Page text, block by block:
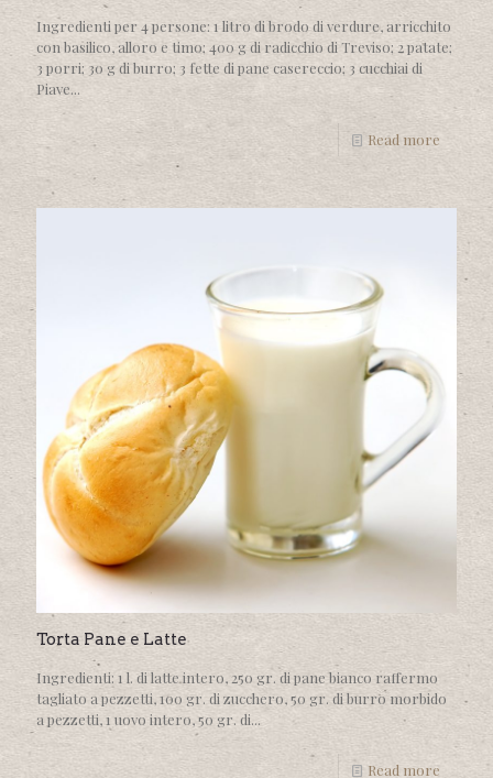
Ingredienti per 4 persone: 1 litro di brodo di verdure, arricchito
con basilico, alloro e timo; 400 g di radicchio di Treviso; 2 patate;
3 porri; 30 g di burro; 3 fette di pane casereccio; 3 cucchiai di
Piave...
Read more
Torta Pane e Latte
Ingredienti: 1 l. di latte intero, 250 gr. di pane bianco raffermo
tagliato a pezzetti, 100 gr. di zucchero, 50 gr. di burro morbido
a pezzetti, 1 uovo intero, 50 gr. di...
Read more